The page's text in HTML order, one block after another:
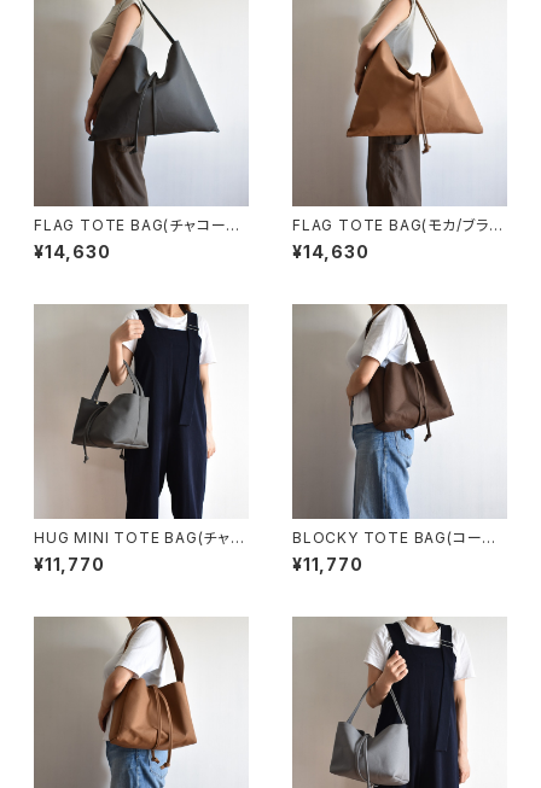
FLAG TOTE BAG(チャコール/
グレー)
¥14,630
FLAG TOTE BAG(モカ/ブラウ
ン)
¥14,630
HUG MINI TOTE BAG(チャコ
ール/グレー)
¥11,770
BLOCKY TOTE BAG(コーヒ
ー/ブラウン)
¥11,770